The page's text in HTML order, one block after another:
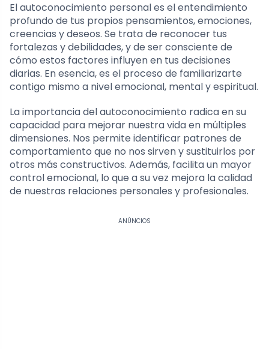
El autoconocimiento personal es el entendimiento
profundo de tus propios pensamientos, emociones,
creencias y deseos. Se trata de reconocer tus
fortalezas y debilidades, y de ser consciente de
cómo estos factores influyen en tus decisiones
diarias. En esencia, es el proceso de familiarizarte
contigo mismo a nivel emocional, mental y espiritual.
La importancia del autoconocimiento radica en su
capacidad para mejorar nuestra vida en múltiples
dimensiones. Nos permite identificar patrones de
comportamiento que no nos sirven y sustituirlos por
otros más constructivos. Además, facilita un mayor
control emocional, lo que a su vez mejora la calidad
de nuestras relaciones personales y profesionales.
ANÚNCIOS